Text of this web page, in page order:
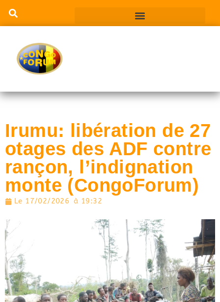
Irumu: libération de 27
otages des ADF contre
rançon, l’indignation
monte (CongoForum)
Le 17/02/2026 à 19:32